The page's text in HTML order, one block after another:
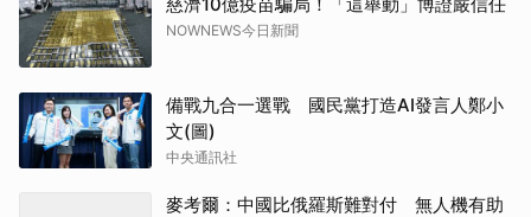
NOWNEWS今日新聞
備戰九合一選戰 國民黨打造AI發言人鄭小
文(圖)
中央通訊社
麥考爾：中國比俄羅斯難對付 無人機有助